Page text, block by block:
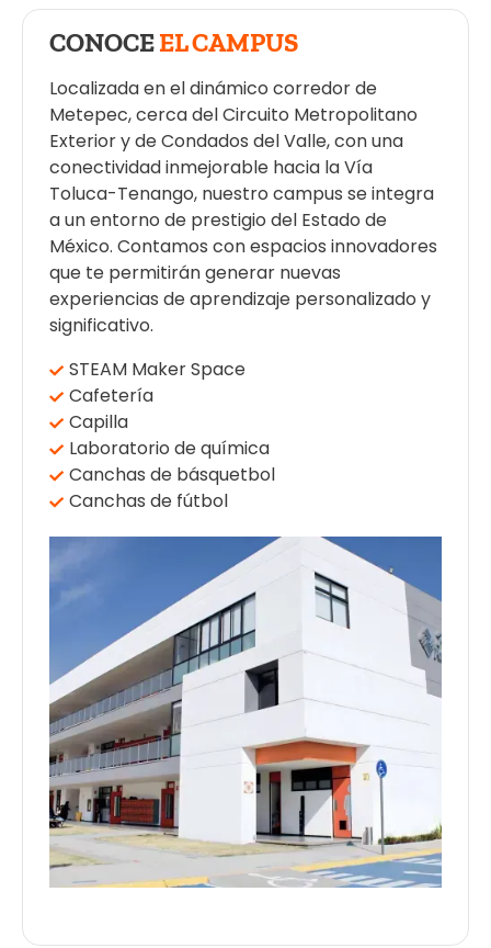
CONOCEEL CAMPUS
Localizada en el dinámico corredor de
Metepec, cerca del Circuito Metropolitano
Exterior y de Condados del Valle, con una
conectividad inmejorable hacia la Vía
Toluca-Tenango, nuestro campus se integra
a un entorno de prestigio del Estado de
México. Contamos con espacios innovadores
que te permitirán generar nuevas
experiencias de aprendizaje personalizado y
significativo.
STEAM Maker Space
Cafetería
Capilla
Laboratorio de química
Canchas de básquetbol
Canchas de fútbol